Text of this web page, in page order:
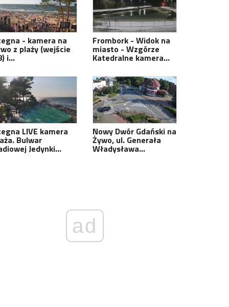
- kamera na
z plaży (wejście
i…
Frombork - Widok na
miasto - Wzgórze
Katedralne kamera…
LIVE kamera
Bulwar
Jedynki…
Nowy Dwór Gdański na
Żywo, ul. Generała
Władysława…
ad